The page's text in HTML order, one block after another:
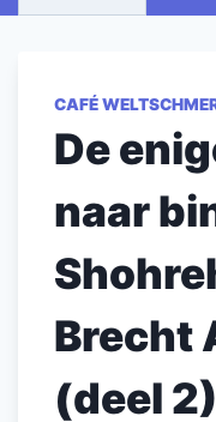
CAFÉ
De
naar
Brecht
(deel 2)